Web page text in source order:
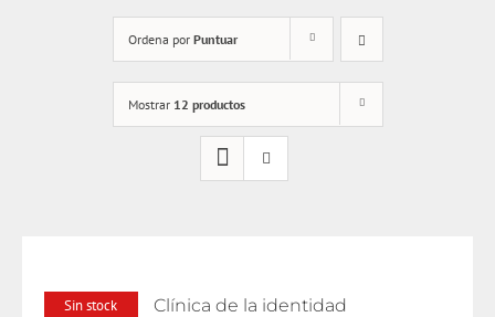
Ordena por Puntuar
Mostrar 12 productos
Sin stock Clínica de la identidad